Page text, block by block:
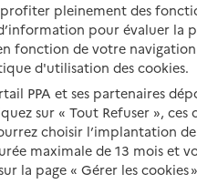
Autres solutions de logement
profiter pleinement des
pour évaluer la
fonction de votre
d'utilisation des cookies.
PPA et ses partenaires
sur « Tout Refuser », ces
choisir l’implantation
maximale de 13 mois et
la page « Gérer les cookies